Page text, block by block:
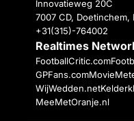
Innovatieweg 20C
7007 CD, Doetinchem,
+31(315)-764002
Realtimes
FootballCritic.com
GPFans.com
WijWedden.net
MeeMetOranje.nl